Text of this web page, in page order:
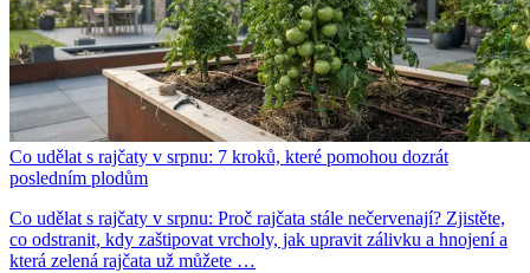
Co udělat s rajčaty v srpnu: 7 kroků, které pomohou dozrát
posledním plodům
Co udělat s rajčaty v srpnu: Proč rajčata stále nečervenají? Zjistěte,
co odstranit, kdy zaštipovat vrcholy, jak upravit zálivku a hnojení a
která zelená rajčata už můžete …